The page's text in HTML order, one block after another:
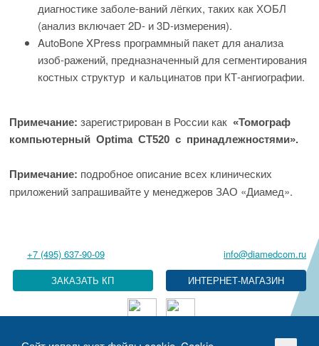
диагностике заболе-ваний лёгких, таких как ХОБЛ
(анализ включает 2D- и 3D-измерения).
AutoBone XPress программный пакет для анализа
изоб-ражений, предназначенный для сегментирования
костных структур и кальцинатов при КТ-ангиографии.
Примечание: зарегистрирован в России как«Томограф
компьютерный Optima CT520 с принадлежностями».
Примечание: подробное описание всех клинических
приложений запрашивайте у менеджеров ЗАО «Диамед».
+7 (495) 637-90-09
info@diamedcom.ru
ЗАКАЗАТЬ КП